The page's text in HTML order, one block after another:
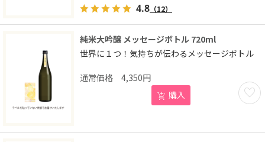
4.8 （12）
純米大吟醸 メッセージボトル 720ml
世界に１つ！気持ちが伝わるメッセージボトル
お気
4,350円
購入